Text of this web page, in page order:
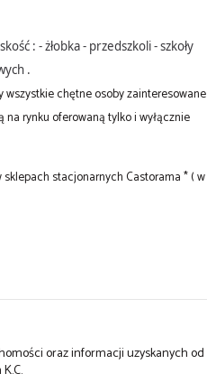
: - żłobka - przedszkoli - szkoły
.
chętne osoby zainteresowane
rynku oferowaną tylko i wyłącznie
sklepach stacjonarnych Castorama * ( w
oraz informacji uzyskanych od